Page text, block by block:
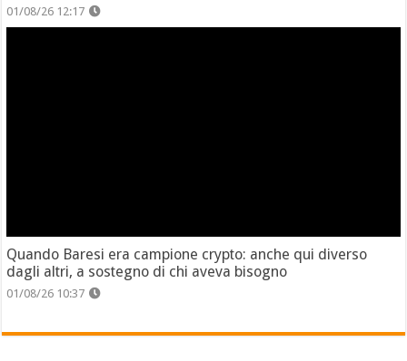
01/08/26 12:17
Quando Baresi era campione crypto: anche qui diverso
dagli altri, a sostegno di chi aveva bisogno
01/08/26 10:37